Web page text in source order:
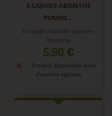
E-LIQUIDE ABSINTHE
POMME...
E-liquide Absinthe pomme
Absinthe...
Prix
5,90 €
Produit disponible avec
d'autres options